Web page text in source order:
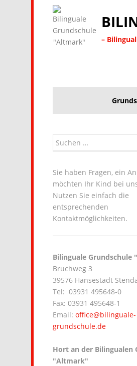
–
Sie haben Fragen, ein
möchten Ihr Kind bei
Nutzen Sie einfach die
entsprechenden
Kontaktmöglichkeiten.
Bilinguale Grundschule
Bruchweg 3
39576 Hansestadt
Tel: 03931 495648-0
Fax: 03931 495648-1
Email: office@bilinguale-
grundschule.de
Hort an der Bilingualen
"Altmark"